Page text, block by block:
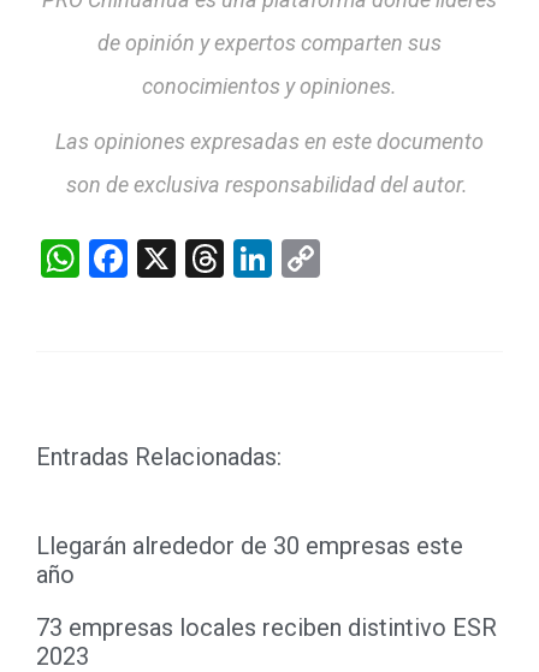
de opinión y expertos comparten sus
conocimientos y opiniones.
Las opiniones expresadas en este documento
son de exclusiva responsabilidad del autor.
WhatsApp
Facebook
X Threads
LinkedIn
Entradas Relacionadas:
Llegarán alrededor de 30 empresas este
año
73 empresas locales reciben distintivo ESR
2023